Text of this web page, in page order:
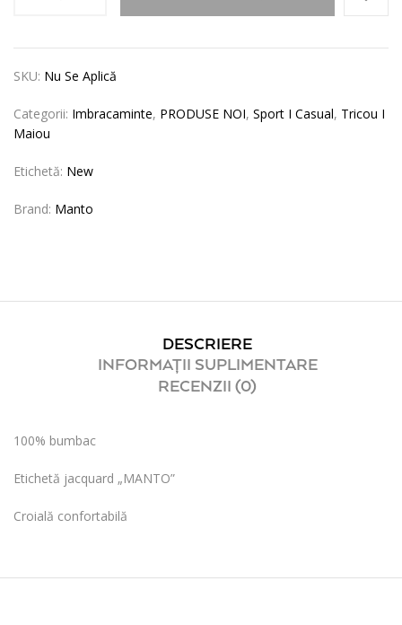
SKU: Nu Se Aplică
Categorii: Imbracaminte, PRODUSE NOI, Sport I Casual, Tricou I
Maiou
Etichetă: New
Brand: Manto
DESCRIERE
INFORMAȚII SUPLIMENTARE
RECENZII (0)
100% bumbac
Etichetă jacquard „MANTO”
Croială confortabilă